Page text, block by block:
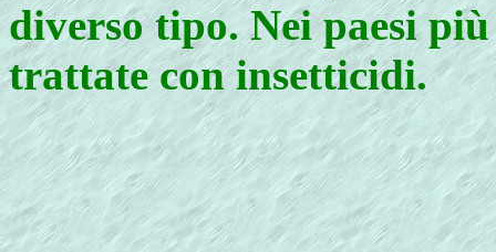
diverso tipo. Nei paesi
trattate con insetticidi.